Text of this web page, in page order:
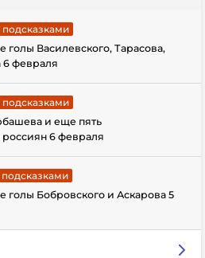
Василевского, Тарасова,
6 февраля
и еще пять
россиян 6 февраля
Бобровского и Аскарова 5